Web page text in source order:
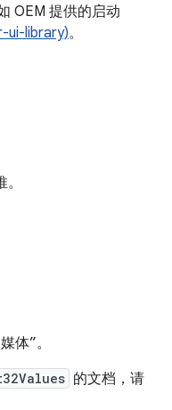
OEM 提供的启动
ui-library)。
体”。
的文档，请